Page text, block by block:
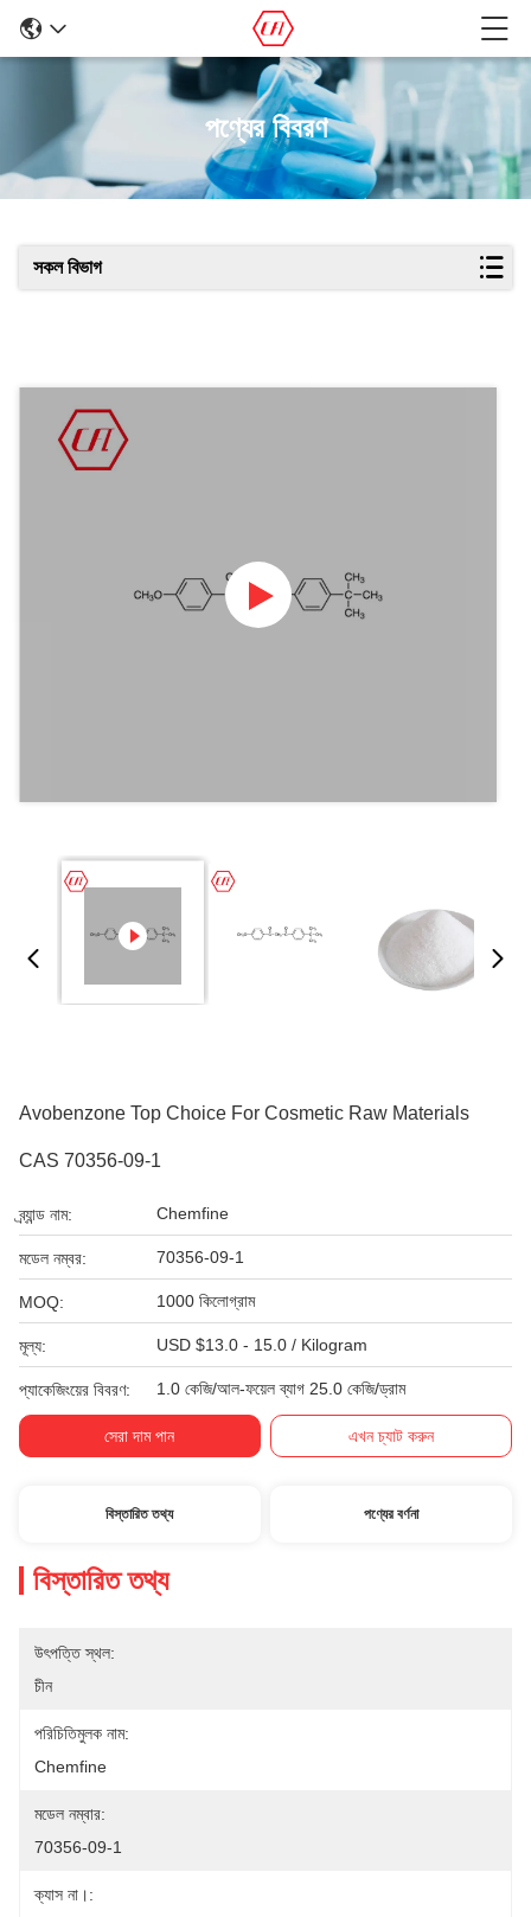
পণ্যের বিবরণ
সকল বিভাগ
Avobenzone Top Choice For Cosmetic Raw Materials
CAS 70356-09-1
ব্র্যান্ড নাম: Chemfine
মডেল নম্বর: 70356-09-1
MOQ: 1000 কিলোগ্রাম
মূল্য: USD $13.0 - 15.0 / Kilogram
প্যাকেজিংয়ের বিবরণ: 1.0 কেজি/আল-ফয়েল ব্যাগ 25.0 কেজি/ড্রাম
সেরা দাম পান এখন চ্যাট করুন
বিস্তারিত তথ্য পণ্যের বর্ণনা
বিস্তারিত তথ্য
উৎপত্তি স্থল:
চীন
পরিচিতিমুলক নাম:
Chemfine
মডেল নম্বার:
70356-09-1
ক্যাস না।: